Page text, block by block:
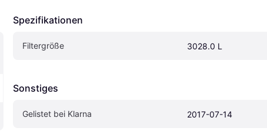
Spezifikationen
Filtergröße 3028.0 L
Sonstiges
Gelistet bei Klarna 2017-07-14